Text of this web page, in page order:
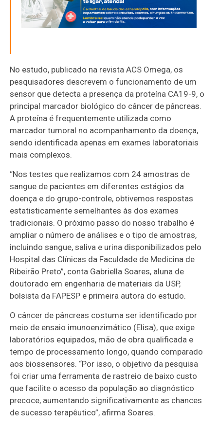
No estudo, publicado na revista ACS Omega, os
pesquisadores descrevem o funcionamento de um
sensor que detecta a presença da proteína CA19-9, o
principal marcador biológico do câncer de pâncreas.
A proteína é frequentemente utilizada como
marcador tumoral no acompanhamento da doença,
sendo identificada apenas em exames laboratoriais
mais complexos.
“Nos testes que realizamos com 24 amostras de
sangue de pacientes em diferentes estágios da
doença e do grupo-controle, obtivemos respostas
estatisticamente semelhantes às dos exames
tradicionais. O próximo passo do nosso trabalho é
ampliar o número de análises e o tipo de amostras,
incluindo sangue, saliva e urina disponibilizados pelo
Hospital das Clínicas da Faculdade de Medicina de
Ribeirão Preto”, conta Gabriella Soares, aluna de
doutorado em engenharia de materiais da USP,
bolsista da FAPESP e primeira autora do estudo.
O câncer de pâncreas costuma ser identificado por
meio de ensaio imunoenzimático (Elisa), que exige
laboratórios equipados, mão de obra qualificada e
tempo de processamento longo, quando comparado
aos biossensores. “Por isso, o objetivo da pesquisa
foi criar uma ferramenta de rastreio de baixo custo
que facilite o acesso da população ao diagnóstico
precoce, aumentando significativamente as chances
de sucesso terapêutico”, afirma Soares.